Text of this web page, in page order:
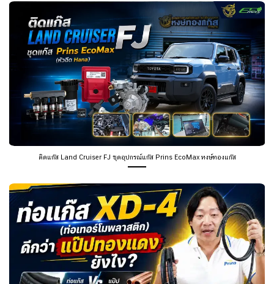
ติดแก๊ส Land Cruiser FJ ชุดอุปกรณ์แก๊ส Prins EcoMax หงษ์ทองแก๊ส